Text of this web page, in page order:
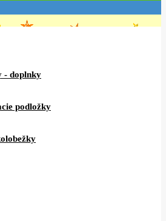
- doplnky
podložky